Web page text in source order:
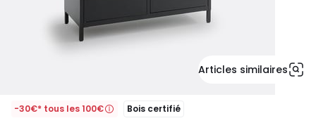
Articles similaires
-30€* tous les 100€
Bois certifié